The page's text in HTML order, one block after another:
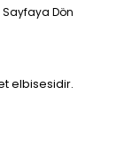
Sayfaya Dön
elbisesidir.